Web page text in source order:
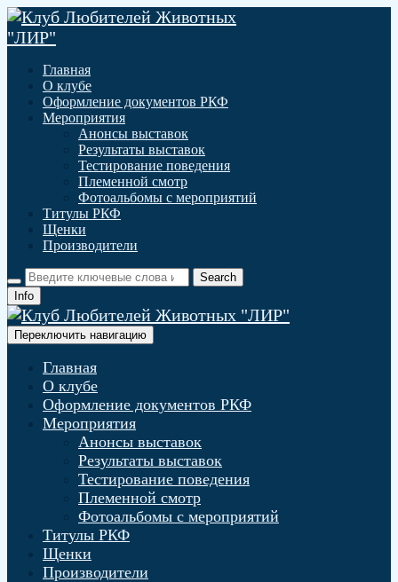
Главная
О клубе
Оформление документов РКФ
Мероприятия
Анонсы выставок
Результаты выставок
Тестирование поведения
Племенной смотр
Фотоальбомы с мероприятий
Титулы РКФ
Щенки
Производители
Info
Переключить навигацию
Главная
О клубе
Оформление документов РКФ
Мероприятия
Анонсы выставок
Результаты выставок
Тестирование поведения
Племенной смотр
Фотоальбомы с мероприятий
Титулы РКФ
Щенки
Производители